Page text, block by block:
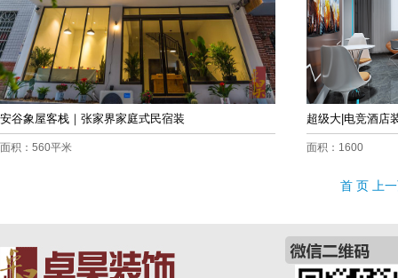
安谷象屋客栈｜张家界家庭式民宿装
面积：560平米
超级大|电竞酒店
面积：1600
首 页 上